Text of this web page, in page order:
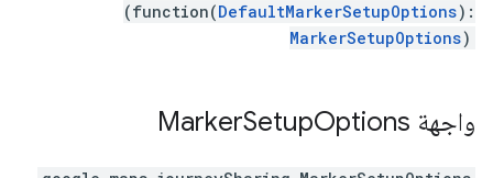
(function(DefaultMarkerSetupOptions):
MarkerSetupOptions)
واجهة MarkerSetupOptions